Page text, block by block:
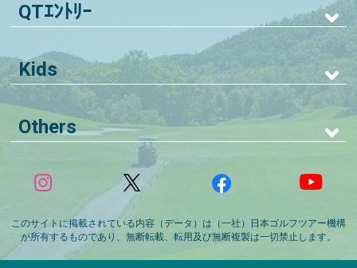
QTｴﾝﾄﾘｰ
Kids
Others
このサイトに掲載されている内容（データ）は（一社）日本ゴルフツアー機構
が所有するものであり、無断転載、転用及び無断複製は一切禁止します。